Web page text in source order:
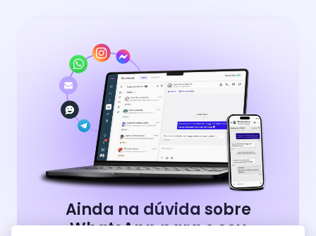
Ainda na dúvida sobre
WhatsApp para o seu